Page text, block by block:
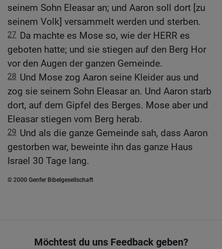
seinem Sohn Eleasar an; und Aaron soll dort [zu
seinem Volk] versammelt werden und sterben.
27 Da machte es Mose so, wie der HERR es
geboten hatte; und sie stiegen auf den Berg Hor
vor den Augen der ganzen Gemeinde.
28 Und Mose zog Aaron seine Kleider aus und
zog sie seinem Sohn Eleasar an. Und Aaron starb
dort, auf dem Gipfel des Berges. Mose aber und
Eleasar stiegen vom Berg herab.
29 Und als die ganze Gemeinde sah, dass Aaron
gestorben war, beweinte ihn das ganze Haus
Israel 30 Tage lang.
© 2000 Genfer Bibelgesellschaft
Möchtest du uns Feedback geben?